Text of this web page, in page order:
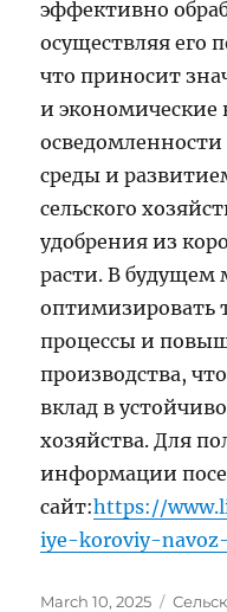
эффективно
осуществляя его
что приносит
и экономические
среды и
сельского
удобрения из
расти. В
оптимизировать
процессы и
производства,
вклад в
хозяйства. Для
информации
сайт:https://
iye-koroviy-
Posted
March 10, 2025